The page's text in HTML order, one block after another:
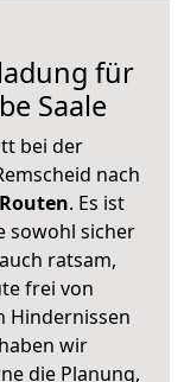
für
Saale
bei der
nach
. Es ist
sowohl sicher
ratsam,
frei von
Hindernissen
wir
die Planung,